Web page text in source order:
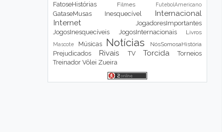
FatoseHistórias
Filmes FutebolAmericano
GataseMusas Inesquecível
Internacional
Internet
JogadoresImportantes
JogosInesquecíveis
JogosInternacionais Livros
Mascote Músicas Notícias NósSomosaHistória
Prejudicados Rivais TV Torcida
Torneios
Treinador Vôlei Zueira